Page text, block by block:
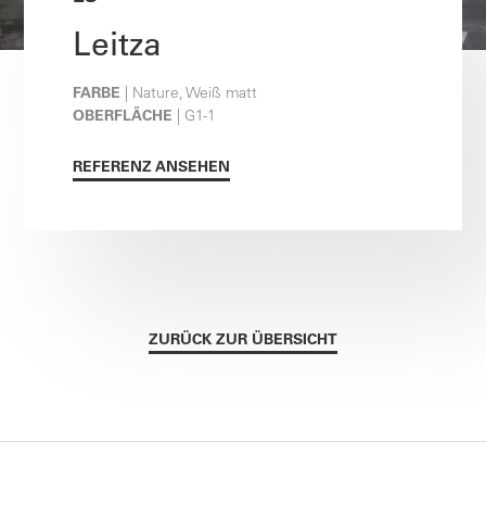
Leitza
FARBE | Nature, Weiß matt
OBERFLÄCHE | G1-1
REFERENZ ANSEHEN
ZURÜCK ZUR ÜBERSICHT